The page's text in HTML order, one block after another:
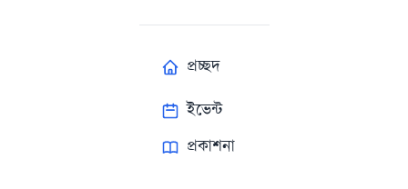
প্রচ্ছদ
ইভেন্ট
প্রকাশনা